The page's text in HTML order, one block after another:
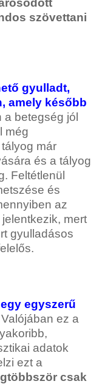
szövettani
gyulladt,
amely később
a betegség jól
még
már
és a tályog
Feltétlenül
és
az
mert
gyulladásos
egyszerű
Valójában ez a
adatok
ezt a
csak